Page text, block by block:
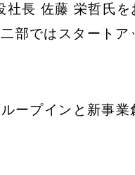
長 佐藤 栄哲氏
部ではスタートア
ープインと新事業